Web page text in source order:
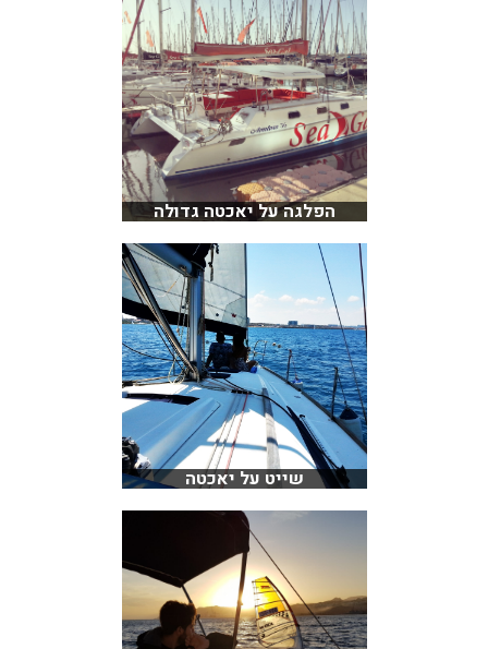
הפלגה על יאכטה גדולה
שייט על יאכטה